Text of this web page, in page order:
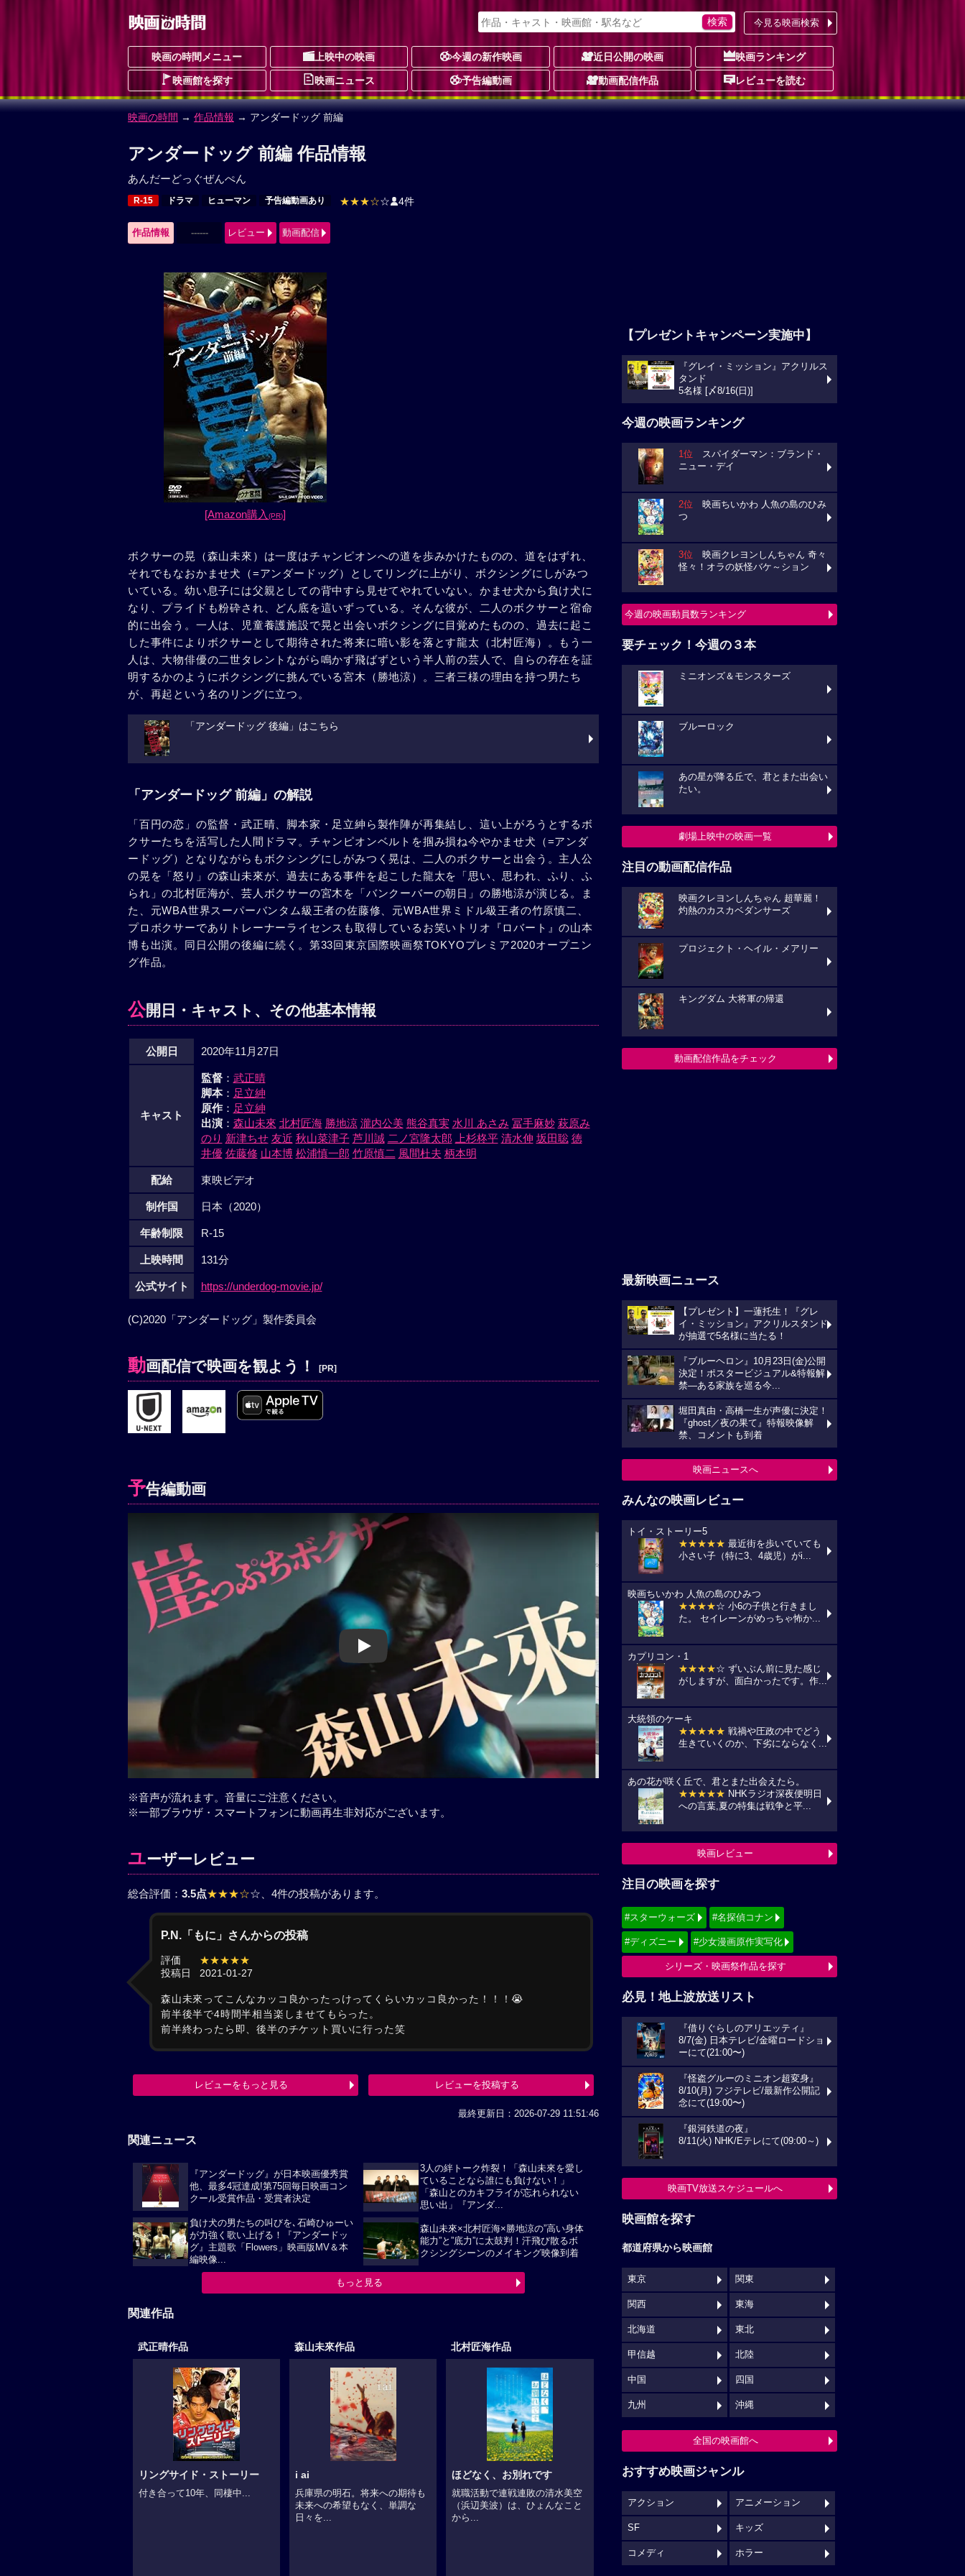
今見る映画検索
映画の時間メニュー 上映中の映画 今週の新作映画 近日公開の映画 映画ランキング
映画館を探す 映画ニュース 予告編動画 動画配信作品 レビューを読む
映画の時間 → 作品情報 → アンダードッグ 前編
アンダードッグ 前編 作品情報
あんだーどっぐぜんぺん
R-15 ドラマ ヒューマン 予告編動画あり ★★★☆☆ 4件
作品情報 ------ レビュー 動画配信
[Amazon購入(PR)]
ボクサーの晃（森山未來）は一度はチャンピオンへの道を歩みかけたものの、道をはずれ、
それでもなおかませ犬（=アンダードッグ）としてリングに上がり、ボクシングにしがみつ
いている。幼い息子には父親としての背中すら見せてやれていない。かませ犬から負け犬に
なり、プライドも粉砕され、どん底を這いずっている。そんな彼が、二人のボクサーと宿命
的に出会う。一人は、児童養護施設で晃と出会いボクシングに目覚めたものの、過去に起こ
した事件によりボクサーとして期待された将来に暗い影を落とす龍太（北村匠海）。もう一
人は、大物俳優の二世タレントながら鳴かず飛ばずという半人前の芸人で、自らの存在を証
明するかのようにボクシングに挑んでいる宮木（勝地涼）。三者三様の理由を持つ男たち
が、再起という名のリングに立つ。
「アンダードッグ 後編」はこちら
「アンダードッグ 前編」の解説
「百円の恋」の監督・武正晴、脚本家・足立紳ら製作陣が再集結し、這い上がろうとするボ
クサーたちを活写した人間ドラマ。チャンピオンベルトを掴み損ね今やかませ犬（=アンダ
ードッグ）となりながらもボクシングにしがみつく晃は、二人のボクサーと出会う。主人公
の晃を「怒り」の森山未來が、過去にある事件を起こした龍太を「思い、思われ、ふり、ふ
られ」の北村匠海が、芸人ボクサーの宮木を「バンクーバーの朝日」の勝地涼が演じる。ま
た、元WBA世界スーパーバンタム級王者の佐藤修、元WBA世界ミドル級王者の竹原慎二、
プロボクサーでありトレーナーライセンスも取得しているお笑いトリオ『ロバート』の山本
博も出演。同日公開の後編に続く。第33回東京国際映画祭TOKYOプレミア2020オープニン
グ作品。
公開日・キャスト、その他基本情報
公開日 2020年11月27日
キャスト
監督： 武正晴
脚本： 足立紳
原作： 足立紳
出演： 森山未來 北村匠海 勝地涼 瀧内公美 熊谷真実 水川 あさみ 冨手麻妙 萩原み
のり 新津ちせ 友近 秋山菜津子 芦川誠 二ノ宮隆太郎 上杉柊平 清水伸 坂田聡 徳
井優 佐藤修 山本博 松浦慎一郎 竹原慎二 風間杜夫 柄本明
配給 東映ビデオ
制作国 日本（2020）
年齢制限 R-15
上映時間 131分
公式サイト https://underdog-movie.jp/
(C)2020「アンダードッグ」製作委員会
動画配信で映画を観よう！ [PR]
予告編動画
Play
※音声が流れます。音量にご注意ください。
※一部ブラウザ・スマートフォンに動画再生非対応がございます。
ユーザーレビュー
総合評価： 3.5点★★★☆☆ 、4件の投稿があります。
P.N.「もに」さんからの投稿
評価
★★★★★
投稿日
2021-01-27
森山未來ってこんなカッコ良かったっけってくらいカッコ良かった！！！😭
前半後半で4時間半相当楽しませてもらった。
前半終わったら即、後半のチケット買いに行った笑
レビューをもっと見る レビューを投稿する
最終更新日：2026-07-29 11:51:46
関連ニュース
『アンダードッグ』が日本映画優秀賞
他、最多4冠達成!第75回毎日映画コン
クール受賞作品・受賞者決定
3人の絆トーク炸裂！「森山未來を愛し
ていることなら誰にも負けない！」
「森山とのカキフライが忘れられない
思い出」『アンダ...
負け犬の男たちの叫びを､石崎ひゅーい
が力強く歌い上げる！『アンダードッ
グ』主題歌「Flowers」映画版MV＆本
編映像...
森山未來×北村匠海×勝地涼の”高い身体
能力”と”底力”に太鼓判！汗飛び散るボ
クシングシーンのメイキング映像到着
もっと見る
関連作品
武正晴作品
リングサイド・ストーリー
付き合って10年、同棲中...
森山未來作品
i ai
兵庫県の明石。将来への期待も
未来への希望もなく、単調な
日々を...
北村匠海作品
ほどなく、お別れです
就職活動で連戦連敗の清水美空
（浜辺美波）は、ひょんなこと
から...
【プレゼントキャンペーン実施中】
『グレイ・ミッション』アクリルス
タンド
5名様 [〆8/16(日)]
今週の映画ランキング
1位 スパイダーマン：ブランド・
ニュー・デイ
2位 映画ちいかわ 人魚の島のひみ
つ
3位 映画クレヨンしんちゃん 奇々
怪々！オラの妖怪バケ～ション
今週の映画動員数ランキング
要チェック！今週の３本
ミニオンズ＆モンスターズ
ブルーロック
あの星が降る丘で、君とまた出会い
たい。
劇場上映中の映画一覧
注目の動画配信作品
映画クレヨンしんちゃん 超華麗！
灼熱のカスカベダンサーズ
プロジェクト・ヘイル・メアリー
キングダム 大将軍の帰還
動画配信作品をチェック
最新映画ニュース
【プレゼント】一蓮托生！『グレ
イ・ミッション』アクリルスタンド
が抽選で5名様に当たる！
『ブルーヘロン』10月23日(金)公開
決定！ポスタービジュアル&特報解
禁―ある家族を巡る今...
堀田真由・高橋一生が声優に決定！
『ghost／夜の果て』特報映像解
禁、コメントも到着
映画ニュースへ
みんなの映画レビュー
トイ・ストーリー5
★★★★★ 最近街を歩いていても
小さい子（特に3、4歳児）がi...
映画ちいかわ 人魚の島のひみつ
★★★★☆ 小6の子供と行きまし
た。 セイレーンがめっちゃ怖か...
カプリコン・1
★★★★☆ ずいぶん前に見た感じ
がしますが、面白かったです。作...
大統領のケーキ
★★★★★ 戦禍や圧政の中でどう
生きていくのか、下劣にならなく...
あの花が咲く丘で、君とまた出会えたら。
★★★★★ NHKラジオ深夜便明日
への言葉,夏の特集は戦争と平...
映画レビュー
注目の映画を探す
#スターウォーズ #名探偵コナン
#ディズニー #少女漫画原作実写化
シリーズ・映画祭作品を探す
必見！地上波放送リスト
『借りぐらしのアリエッティ』
8/7(金) 日本テレビ/金曜ロードショ
ーにて(21:00〜)
『怪盗グルーのミニオン超変身』
8/10(月) フジテレビ/最新作公開記
念にて(19:00〜)
『銀河鉄道の夜』
8/11(火) NHK/Eテレにて(09:00～)
映画TV放送スケジュールへ
映画館を探す
都道府県から映画館
東京 関東
関西 東海
北海道 東北
甲信越 北陸
中国 四国
九州 沖縄
全国の映画館へ
おすすめ映画ジャンル
アクション アニメーション
SF キッズ
コメディ ホラー